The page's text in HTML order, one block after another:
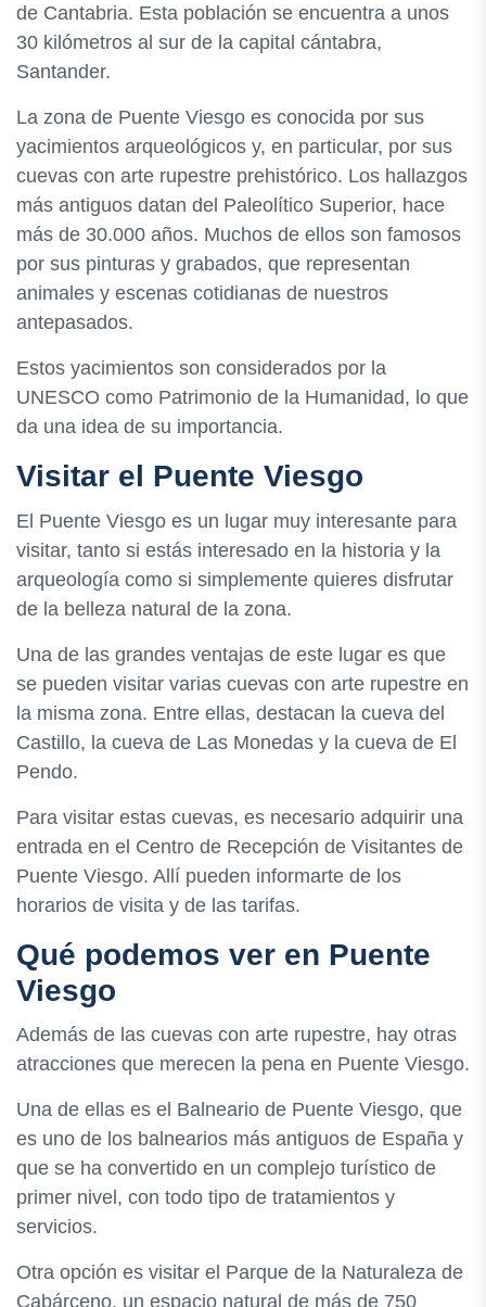
de Cantabria. Esta población se encuentra a unos
30 kilómetros al sur de la capital cántabra,
Santander.
La zona de Puente Viesgo es conocida por sus
yacimientos arqueológicos y, en particular, por sus
cuevas con arte rupestre prehistórico. Los hallazgos
más antiguos datan del Paleolítico Superior, hace
más de 30.000 años. Muchos de ellos son famosos
por sus pinturas y grabados, que representan
animales y escenas cotidianas de nuestros
antepasados.
Estos yacimientos son considerados por la
UNESCO como Patrimonio de la Humanidad, lo que
da una idea de su importancia.
Visitar el Puente Viesgo
El Puente Viesgo es un lugar muy interesante para
visitar, tanto si estás interesado en la historia y la
arqueología como si simplemente quieres disfrutar
de la belleza natural de la zona.
Una de las grandes ventajas de este lugar es que
se pueden visitar varias cuevas con arte rupestre en
la misma zona. Entre ellas, destacan la cueva del
Castillo, la cueva de Las Monedas y la cueva de El
Pendo.
Para visitar estas cuevas, es necesario adquirir una
entrada en el Centro de Recepción de Visitantes de
Puente Viesgo. Allí pueden informarte de los
horarios de visita y de las tarifas.
Qué podemos ver en Puente
Viesgo
Además de las cuevas con arte rupestre, hay otras
atracciones que merecen la pena en Puente Viesgo.
Una de ellas es el Balneario de Puente Viesgo, que
es uno de los balnearios más antiguos de España y
que se ha convertido en un complejo turístico de
primer nivel, con todo tipo de tratamientos y
servicios.
Otra opción es visitar el Parque de la Naturaleza de
Cabárceno, un espacio natural de más de 750